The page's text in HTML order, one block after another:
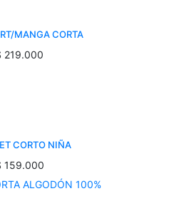
MANGA CORTA
219.000
CORTO NIÑA
159.000